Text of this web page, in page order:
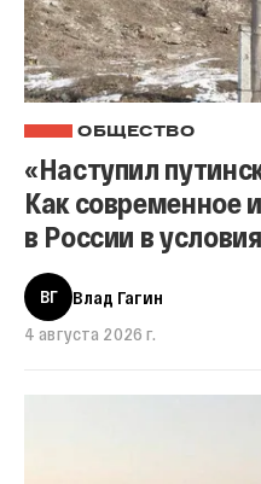
ОБЩЕСТВО
«Наступил
Как современное
в России в
ВГ
Влад Гагин
4 августа 2026 г.